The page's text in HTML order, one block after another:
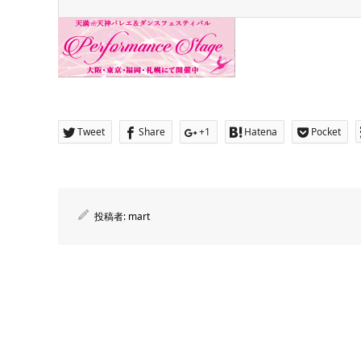
Tweet Share +1 Hatena Pocket
投稿者: mart